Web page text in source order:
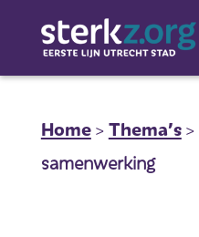
Home> Thema’s>
samenwerking